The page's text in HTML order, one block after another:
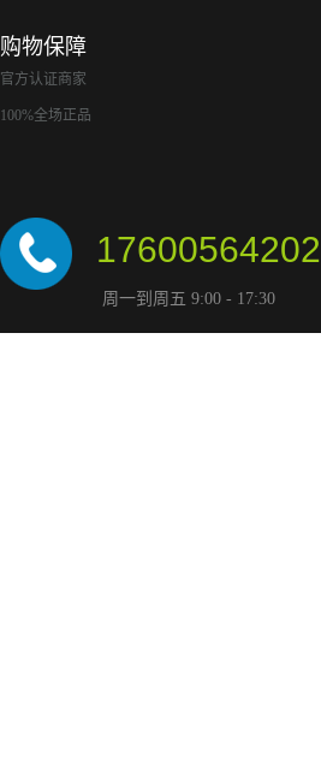
购物保障
官方认证商家
100%全场正品
17600564202
周一到周五 9:00 - 17:30